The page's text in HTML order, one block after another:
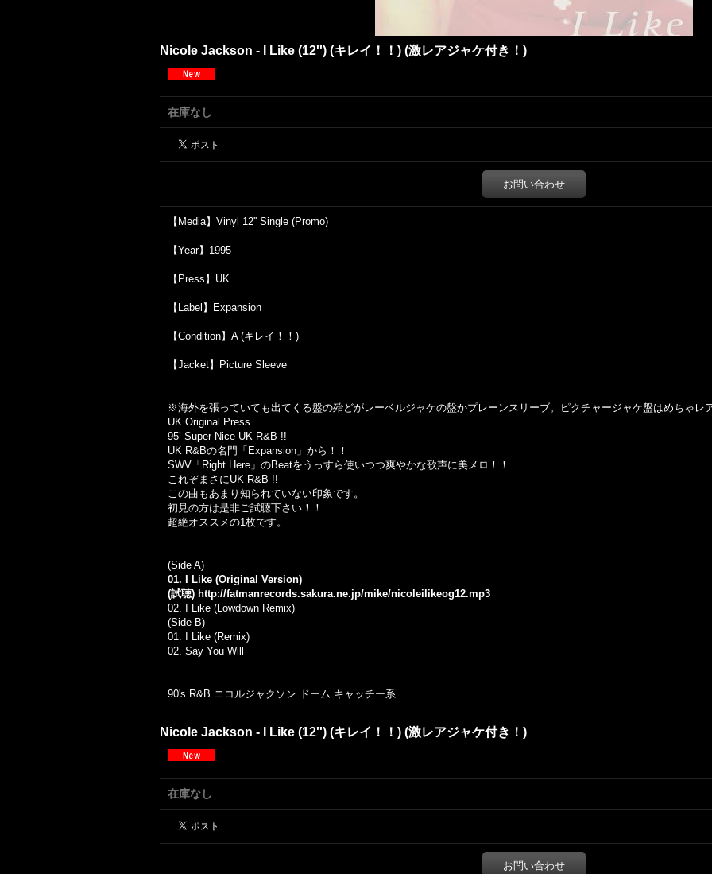
Nicole Jackson - I Like (12'') (キレイ！！) (激レアジャケ付き！)
在庫なし
お問い合わせ
【Media】Vinyl 12'' Single (Promo)
【Year】1995
【Press】UK
【Label】Expansion
【Condition】A (キレイ！！)
【Jacket】Picture Sleeve
※海外を張っていても出てくる盤の殆どがレーベルジャケの盤かプレーンスリーブ。ピクチャージャケ盤はめちゃレ
UK Original Press.
95’ Super Nice UK R&B !!
UK R&Bの名門「Expansion」から！！
SWV「Right Here」のBeatをうっすら使いつつ爽やかな歌声に美メロ！！
これぞまさにUK R&B !!
この曲もあまり知られていない印象です。
初見の方は是非ご試聴下さい！！
超絶オススメの1枚です。
(Side A)
01. I Like (Original Version)
(試聴) http://fatmanrecords.sakura.ne.jp/mike/nicoleilikeog12.mp3
02. I Like (Lowdown Remix)
(Side B)
01.
I Like (Remix)
02. Say You Will
90's R&B ニコルジャクソン ドーム キャッチー系
Nicole Jackson - I Like (12'') (キレイ！！) (激レアジャケ付き！)
在庫なし
お問い合わせ